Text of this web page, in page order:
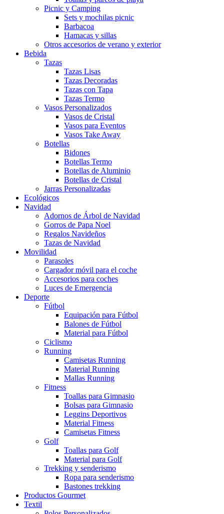
Picnic y Camping
Sets y mochilas picnic
Barbacoa
Hamacas y sillas
Otros accesorios de verano y exterior
Bebida
Tazas
Tazas Lisas
Tazas Decoradas
Tazas con Tapa
Tazas Termo
Vasos Personalizados
Vasos de Cristal
Vasos para Eventos
Vasos Take Away
Botellas
Bidones
Botellas Termo
Botellas de Aluminio
Botellas de Cristal
Jarras Personalizadas
Ecológicos
Navidad
Adornos de Árbol de Navidad
Gorros de Papa Noel
Regalos Navideños
Tazas de Navidad
Movilidad
Parasoles
Cargador móvil para el coche
Accesorios para coches
Luces de Emergencia
Deporte
Fútbol
Equipación para Fútbol
Balones de Fútbol
Material para Fútbol
Ciclismo
Running
Camisetas Running
Material Running
Mallas Running
Fitness
Toallas para Gimnasio
Bolsas para Gimnasio
Leggins Deportivos
Material Fitness
Camisetas Fitness
Golf
Toallas para Golf
Material para Golf
Trekking y senderismo
Ropa para senderismo
Bastones trekking
Productos Gourmet
Textil